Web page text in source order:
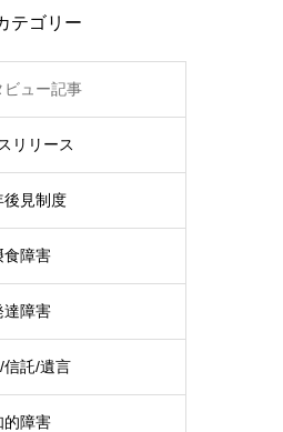
テゴリー
ビュー記事
リリース
後見制度
食障害
達障害
信託/遺言
的障害